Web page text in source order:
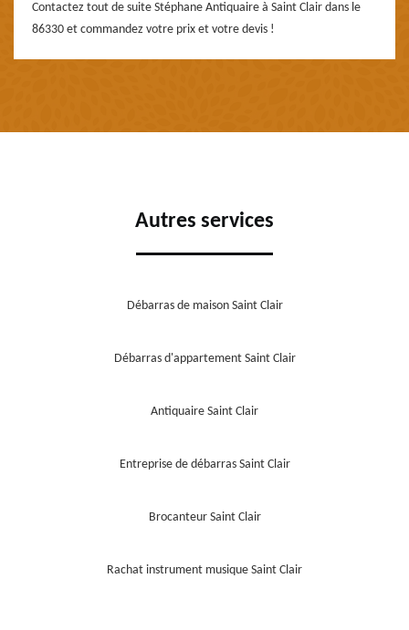
Contactez tout de suite Stéphane Antiquaire à Saint Clair dans le
86330 et commandez votre prix et votre devis !
Autres services
Débarras de maison Saint Clair
Débarras d'appartement Saint Clair
Antiquaire Saint Clair
Entreprise de débarras Saint Clair
Brocanteur Saint Clair
Rachat instrument musique Saint Clair